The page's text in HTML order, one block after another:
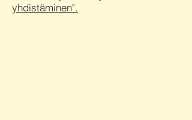
yhdistäminen".